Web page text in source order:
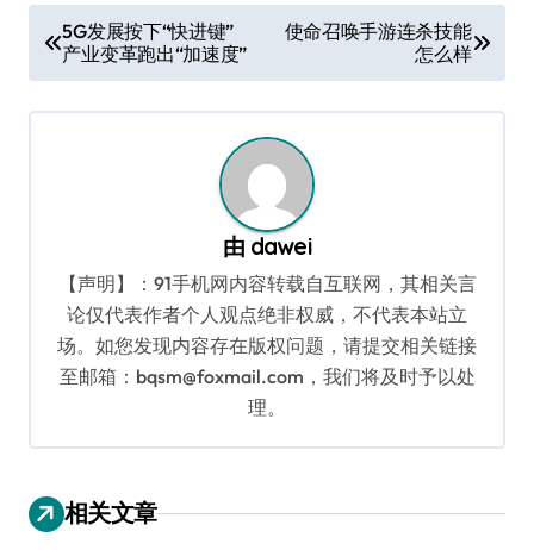
章
导
5G发展按下“快进键”
产业变革跑出“加速度”
使命召唤手游连杀技能
怎么样
由 dawei
【声明】：91手机网内容转载自互联网，其相关言
论仅代表作者个人观点绝非权威，不代表本站立
场。如您发现内容存在版权问题，请提交相关链接
至邮箱：bqsm@foxmail.com，我们将及时予以处
理。
相关文章